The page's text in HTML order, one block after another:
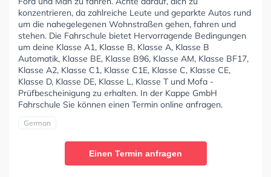
konzentrieren, da zahlreiche Leute und geparkte Autos rund
um die nahegelegenen Wohnstraßen gehen, fahren und
stehen. Die Fahrschule bietet Hervorragende Bedingungen
um deine Klasse A1, Klasse B, Klasse A, Klasse B
Automatik, Klasse BE, Klasse B96, Klasse AM, Klasse BF17,
Klasse A2, Klasse C1, Klasse C1E, Klasse C, Klasse CE,
Klasse D, Klasse DE, Klasse L, Klasse T und Mofa -
Prüfbescheinigung zu erhalten. In der Kappe GmbH
Fahrschule Sie können einen Termin online anfragen.
German
Einen Termin anfragen